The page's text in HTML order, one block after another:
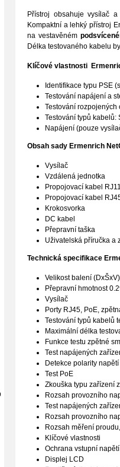
Přístroj obsahuje vysílač
Kompaktní a lehký přístroj
na vestavěném
Délka testovaného kabelu
Klíčové vlastnosti
Identifikace typu PSE
Testování napájení a
Testování
Testování typů kabelů:
Napájení (pouze
Obsah sady Ermenrich
Vysílač
Vzdálená jednotka
Propojovací kabel
Propojovací kabel
Krokosvorka
DC kabel
Přepravní taška
Uživatelská příručka a
Technická specifikace
Velikost balení
Přepravní hmotnost
Vysílač
Porty RJ45, PoE,
Testování typů kabelů
Maximální délka
Funkce testu zpětné
Test napájených
Detekce polarity
Test PoE
Zkouška typu zařízení
Rozsah provozního
Test napájených
Rozsah provozního
Rozsah měření
Klíčové vlastnosti
Ochrana vstupní
Displej LCD